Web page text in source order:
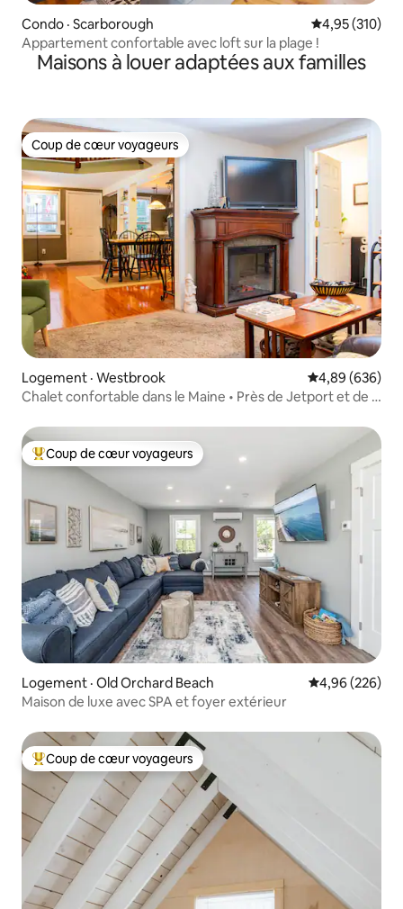
Condo · Scarborough Note
4,95 (310)
Appartement confortable avec loft sur la plage !
Maisons à louer adaptées aux familles
Coup de cœur voyageurs
Coup de cœur voyageurs
Logement · Westbrook Note
4,89 (636)
Chalet confortable dans le Maine • Près de Jetport et de la
Coup de cœur voyageurs parmi les plus aimés
Coup de cœur voyageurs
Logement · Old Orchard Beach Note
4,96 (226)
Maison de luxe avec SPA et foyer extérieur
Coup de cœur voyageurs parmi les plus aimés
Coup de cœur voyageurs